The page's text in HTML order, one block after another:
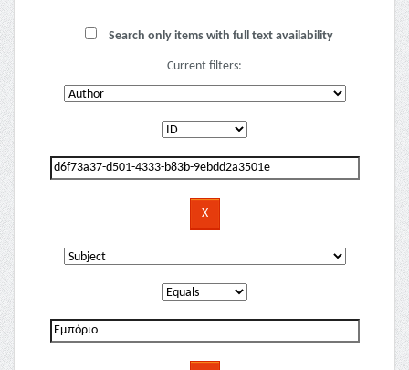
Search only items with full text availability
Current filters: